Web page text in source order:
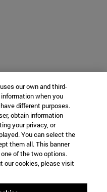
our own and third-
when you
different purposes.
obtain information
your privacy, or
You can select the
them all. This banner
of the two options.
our cookies, please visit